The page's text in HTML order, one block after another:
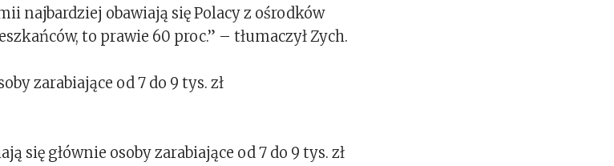
najbardziej obawiają się Polacy z ośrodków
to prawie 60 proc.” – tłumaczył Zych.
zarabiające od 7 do 9 tys. zł
się głównie osoby zarabiające od 7 do 9 tys. zł